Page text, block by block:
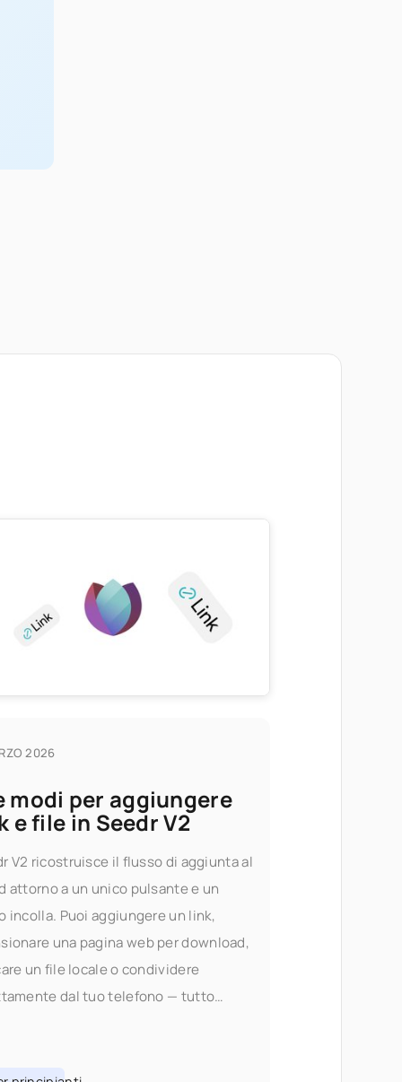
2026
modi per aggiungere
e file in Seedr V2
V2 ricostruisce il flusso di aggiunta al
attorno a un unico pulsante e un
incolla. Puoi aggiungere un link,
una pagina web per download,
un file locale o condividere
dal tuo telefono — tutto
contenuti significava scegliere